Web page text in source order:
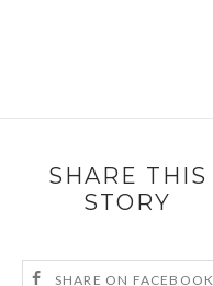
SHARE THIS
STORY
SHARE ON FACEBOOK